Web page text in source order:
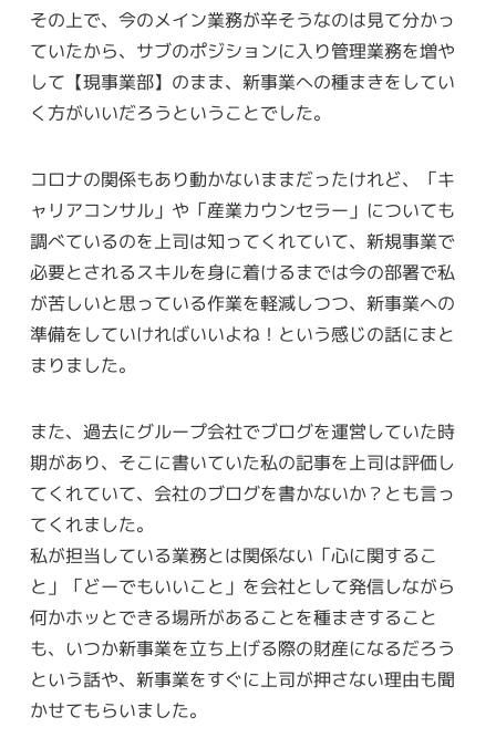
その上で、今のメイン業務が辛そうなのは見て分かっ
ていたから、サブのポジションに入り管理業務を増や
して【現事業部】のまま、新事業への種まきをしてい
く方がいいだろうということでした。
コロナの関係もあり動かないままだったけれど、「キ
ャリアコンサル」や「産業カウンセラー」についても
調べているのを上司は知ってくれていて、新規事業で
必要とされるスキルを身に着けるまでは今の部署で私
が苦しいと思っている作業を軽減しつつ、新事業への
準備をしていければいいよね！という感じの話にまと
まりました。
また、過去にグループ会社でブログを運営していた時
期があり、そこに書いていた私の記事を上司は評価し
てくれていて、会社のブログを書かないか？とも言っ
てくれました。
私が担当している業務とは関係ない「心に関するこ
と」「どーでもいいこと」を会社として発信しながら
何かホッとできる場所があることを種まきすること
も、いつか新事業を立ち上げる際の財産になるだろう
という話や、新事業をすぐに上司が押さない理由も聞
かせてもらいました。